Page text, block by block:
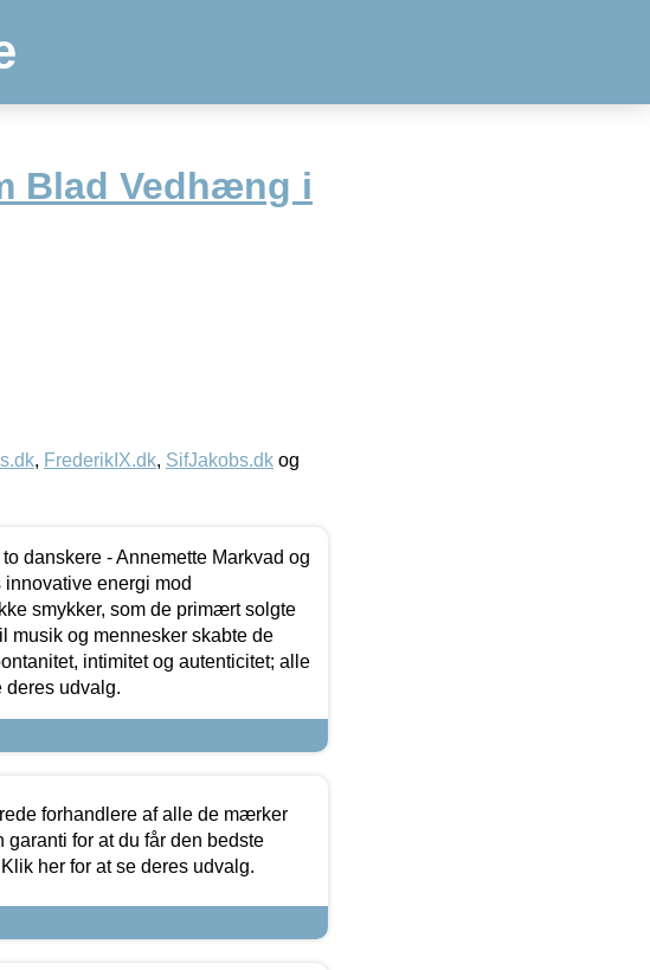
Blad Vedhæng i
, FrederikIX.dk, SifJakobs.dk og
danskere - Annemette Markvad og
energi mod
smykker, som de primært solgte
musik og mennesker skabte de
intimitet og autenticitet; alle
deres udvalg.
forhandlere af alle de mærker
for at du får den bedste
her for at se deres udvalg.